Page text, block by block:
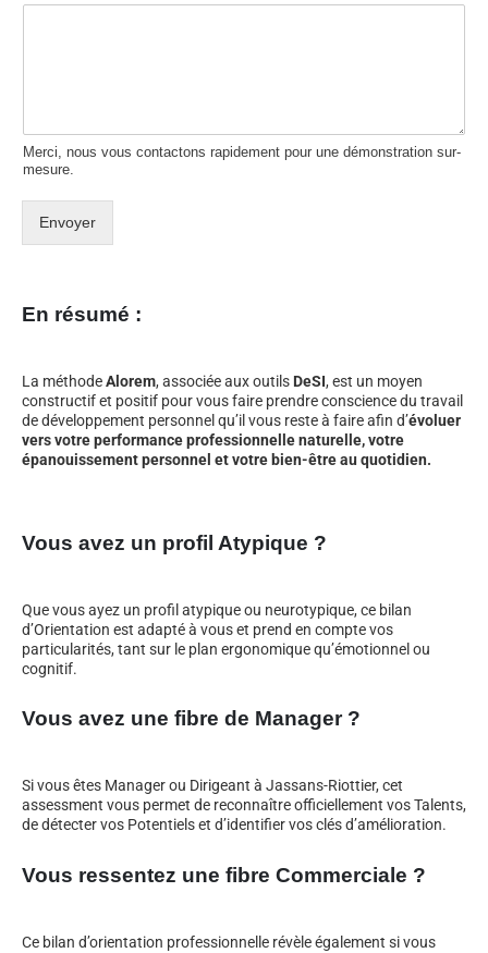
Merci, nous vous contactons rapidement pour une démonstration sur-
mesure.
Envoyer
En résumé :
La méthodeAlorem, associée aux outils DeSI, est un moyen
constructif et positif pour vous faire prendre conscience du travail
de développement personnel qu’il vous reste à faire afin d’évoluer
vers votre performance professionnelle naturelle, votre
épanouissement personnel et votre bien-être au quotidien.
Vous avez un profil Atypique ?
Que vous ayez un profil atypique ou neurotypique, ce bilan
d’Orientation est adapté à vous et prend en compte vos
particularités, tant sur le plan ergonomique qu’émotionnel ou
cognitif.
Vous avez une fibre de Manager ?
Si vous êtes Manager ou Dirigeant à Jassans-Riottier, cet
assessment vous permet de reconnaître officiellement vos Talents,
de détecter vos Potentiels et d’identifier vos clés d’amélioration.
Vous ressentez une fibre Commerciale ?
Ce bilan d’orientation professionnelle révèle également si vous